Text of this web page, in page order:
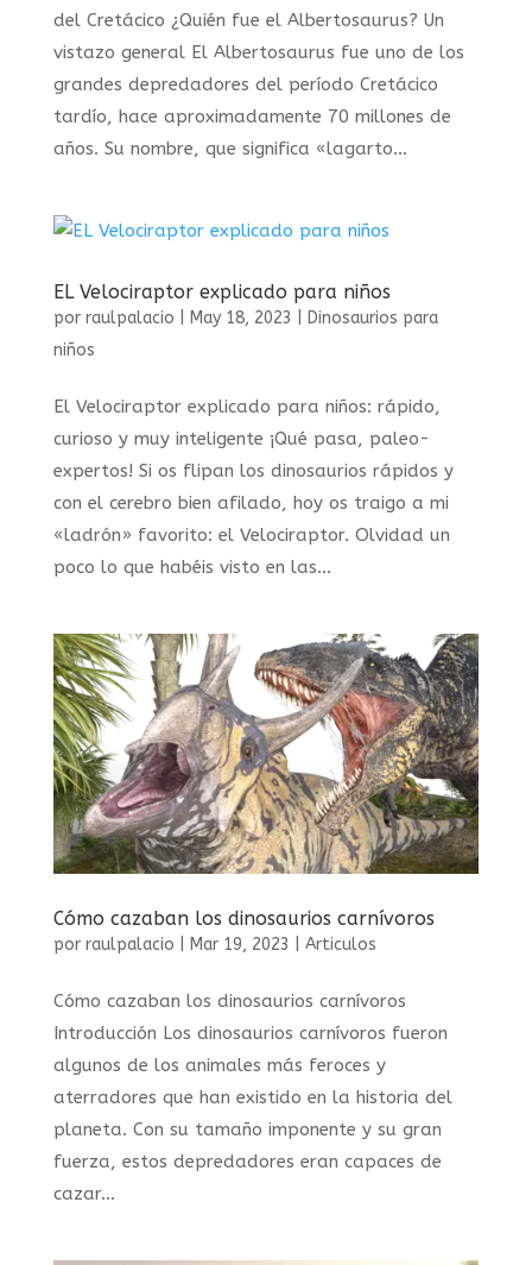
del Cretácico ¿Quién fue el Albertosaurus? Un
vistazo general El Albertosaurus fue uno de los
grandes depredadores del período Cretácico
tardío, hace aproximadamente 70 millones de
años. Su nombre, que significa «lagarto...
EL Velociraptor explicado para niños
por raulpalacio May 18, 2023
Dinosaurios para
niños
El Velociraptor explicado para niños: rápido,
curioso y muy inteligente ¡Qué pasa, paleo-
expertos! Si os flipan los dinosaurios rápidos y
con el cerebro bien afilado, hoy os traigo a mi
«ladrón» favorito: el Velociraptor. Olvidad un
poco lo que habéis visto en las...
Cómo cazaban los dinosaurios carnívoros
por raulpalacio Mar 19, 2023 Articulos
Cómo cazaban los dinosaurios carnívoros
Introducción Los dinosaurios carnívoros fueron
algunos de los animales más feroces y
aterradores que han existido en la historia del
planeta. Con su tamaño imponente y su gran
fuerza, estos depredadores eran capaces de
cazar...